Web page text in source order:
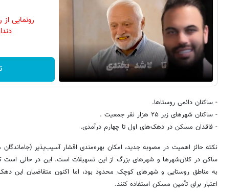
رونمایی
- ساکنان دائمی روستاها.
- ساکنان شهرهای زیر ۲۵ هزار نفر جمعیت .
- فاقدان مسکن در دهک‌های اول تا چهارم درآمدی.
ساکن در کلان‌شهرها و شهرهای بزرگ از این تسهیلات است. این در حالی است
به مناطق روستایی و شهرهای کوچک محدود بود، اما اکنون متقاضیان این
اعتبار برای تأمین مسکن استفاده کنند.